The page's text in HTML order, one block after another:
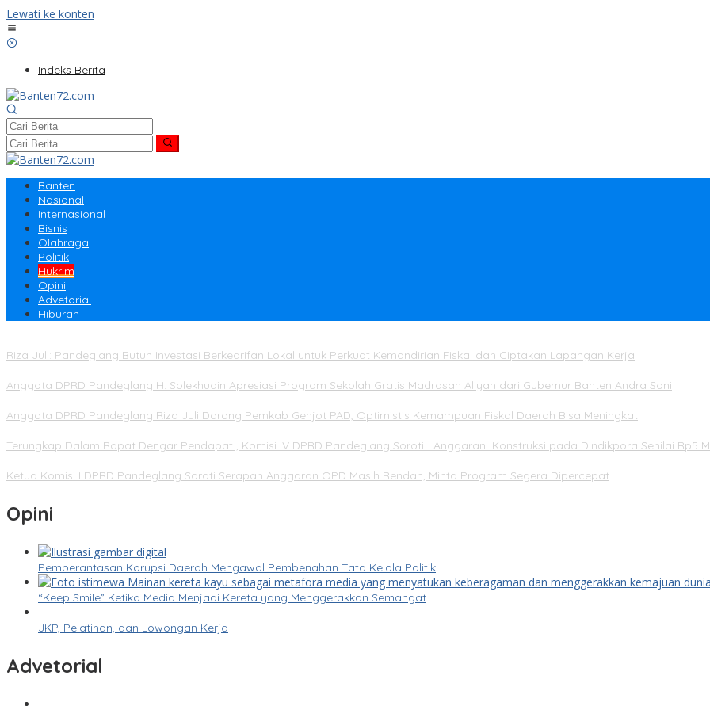
Lewati ke konten
Indeks Berita
Banten
Nasional
Internasional
Bisnis
Olahraga
Politik
Hukrim
Opini
Advetorial
Hiburan
Riza Juli: Pandeglang Butuh Investasi Berkearifan Lokal untuk Perkuat Kemandirian Fiskal dan Ciptakan Lapangan Kerja
Anggota DPRD Pandeglang H. Solekhudin Apresiasi Program Sekolah Gratis Madrasah Aliyah dari Gubernur Banten Andra Soni
Anggota DPRD Pandeglang Riza Juli Dorong Pemkab Genjot PAD, Optimistis Kemampuan Fiskal Daerah Bisa Meningkat
Terungkap Dalam Rapat Dengar Pendapat , Komisi IV DPRD Pandeglang Soroti Anggaran Konstruksi pada Dindikpora Senilai Rp5
Ketua Komisi I DPRD Pandeglang Soroti Serapan Anggaran OPD Masih Rendah, Minta Program Segera Dipercepat
Opini
Pemberantasan Korupsi Daerah Mengawal Pembenahan Tata Kelola Politik
“Keep Smile” Ketika Media Menjadi Kereta yang Menggerakkan Semangat
JKP, Pelatihan, dan Lowongan Kerja
Advetorial